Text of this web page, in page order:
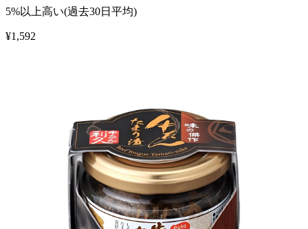
5%以上高い(過去30日平均)
¥1,592